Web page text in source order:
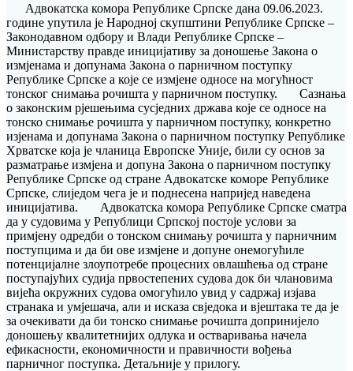
Адвокатска комора Републике Српске дана 09.06.2023.
године упутила је Народној скупштини Републике Српске –
Законодавном одбору и Влади Републике Српске –
Министарству правде иницијативу за доношење Закона о
измјенама и допунама Закона о парничном поступку
Републике Српске а које се измјене односе на могућност
тонског снимања рочишта у парничном поступку. Сазнања
о законским рјешењима сусједних држава које се односе на
тонско снимање рочишта у парничном поступку, конкретно
изјенама и допунама Закона о парничном поступку Републике
Хрватске која је чланица Европске Уније, били су основ за
разматрање измјена и допуна Закона о парничном поступку
Републике Српске од стране Адвокатске коморе Републике
Српске, слиједом чега је и поднесена напријед наведена
иницијатива. Адвокатска комора Републике Српске сматра
да у судовима у Републици Српској постоје услови за
примјену одредби о тонском снимању рочишта у парничним
поступцима и да би ове измјене и допуне онемогућиле
потенцијалне злоупотребе процесних овлашћења од стране
поступајућих судија првостепених судова док би члановима
вијећа окружних судова омогућило увид у садржај изјава
странака и умјешача, али и исказа свједока и вјештака те да је
за очекивати да би тонско снимање рочишта допринијело
доношењу квалитетнијих одлука и остваривања начела
ефикасности, економичности и правичности вођења
парничног поступка. Детаљније у прилогу.